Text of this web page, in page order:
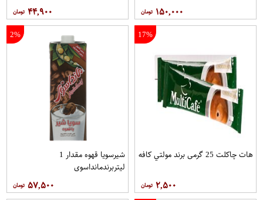
۱۵۰,۰۰۰ ۴۴,۹۰۰
17%
هات چاکلت 25 گرمی برند مولتي کافه
۲,۵۰۰
2%
شیرسویا قهوه مقدار 1
لیتربرندمانداسوی
۵۷,۵۰۰